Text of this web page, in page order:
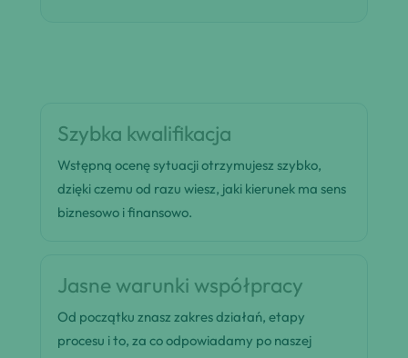
Szybka kwalifikacja
Wstępną ocenę sytuacji otrzymujesz szybko,
dzięki czemu od razu wiesz, jaki kierunek ma sens
biznesowo i finansowo.
Jasne warunki współpracy
Od początku znasz zakres działań, etapy
procesu i to, za co odpowiadamy po naszej